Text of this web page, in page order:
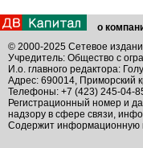
о
© 2000-2025 Сетевое
Учредитель: Общество с
И.о. главного редактора:
Адрес: 690014, Приморский
Телефоны: +7 (423) 245-04-
Регистрационный номер и
надзору в сфере связи,
Содержит информационную